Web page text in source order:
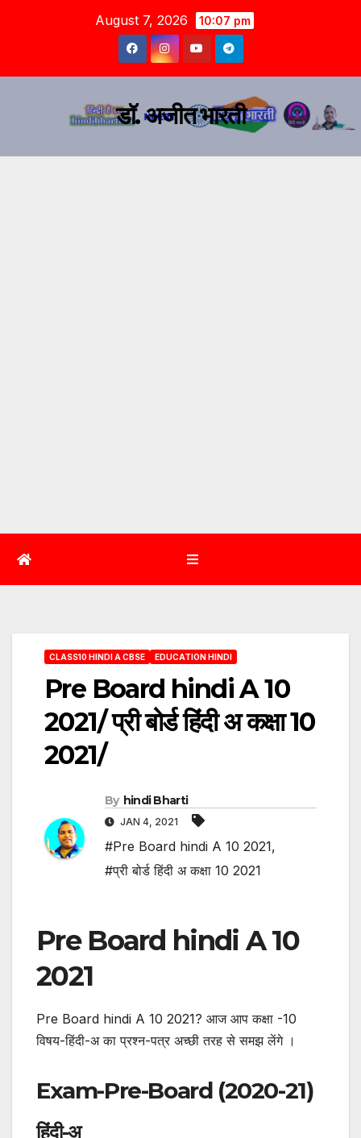
August 7, 2026 10:07 pm
डॉ. अजीत भारती
CLASS10 HINDI A CBSE EDUCATION HINDI
Pre Board hindi A 10
2021/ प्री बोर्ड हिंदी अ कक्षा 10
2021/
By hindi Bharti
JAN 4, 2021
#Pre Board hindi A 10 2021,
#प्री बोर्ड हिंदी अ कक्षा 10 2021
Pre Board hindi A 10
2021
Pre Board hindi A 10 2021? आज आप कक्षा -10
विषय-हिंदी-अ का प्रश्न-पत्र अच्छी तरह से समझ लेंगे ।
Exam-Pre-Board (2020-21)
हिंदी-अ